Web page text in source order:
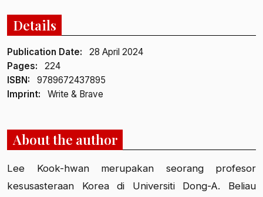
Details
Publication Date:
28 April 2024
Pages:
224
ISBN:
9789672437895
Imprint:
Write & Brave
About the author
Lee Kook-hwan merupakan seorang profesor
kesusasteraan Korea di Universiti Dong-A. Beliau